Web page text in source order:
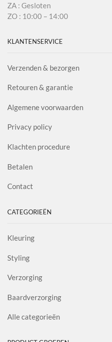
ZA : Gesloten
ZO : 10:00 – 14:00
KLANTENSERVICE
Verzenden & bezorgen
Retouren & garantie
Algemene voorwaarden
Privacy policy
Klachten procedure
Betalen
Contact
CATEGORIEËN
Kleuring
Styling
Verzorging
Baardverzorging
Alle categorieën